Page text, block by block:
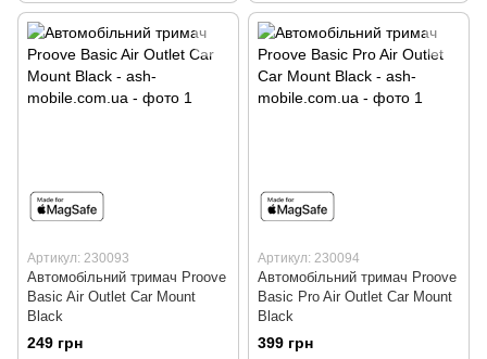
Артикул: 230093
Автомобільний тримач Proove
Basic Air Outlet Car Mount
Black
249 грн
Артикул: 230094
Автомобільний тримач Proove
Basic Pro Air Outlet Car Mount
Black
399 грн